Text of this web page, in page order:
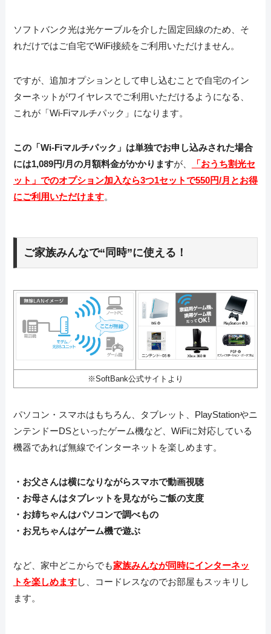
ソフトバンク光は光ケーブルを介した固定回線のため、そ
れだけではご自宅でWiFi接続をご利用いただけません。
ですが、追加オプションとして申し込むことで自宅のイン
ターネットがワイヤレスでご利用いただけるようになる、
これが「Wi-Fiマルチパック」になります。
この「Wi-Fiマルチパック」は単独でお申し込みされた場合
には1,089円/月の月額料金がかかりますが、
「おうち割光セ
ット」でのオプション加入なら3つ1セットで550円/月とお得
にご利用いただけます。
ご家族みんなで“同時”に使える！
※SoftBank公式サイトより
パソコン・スマホはもちろん、タブレット、PlayStationやニ
ンテンドーDSといったゲーム機など、WiFiに対応している
機器であれば無線でインターネットを楽しめます。
・お父さんは横になりながらスマホで動画視聴
・お母さんはタブレットを見ながらご飯の支度
・お姉ちゃんはパソコンで調べもの
・お兄ちゃんはゲーム機で遊ぶ
など、家中どこからでも家族みんなが同時にインターネッ
トを楽しめますし、コードレスなのでお部屋もスッキリし
ます。